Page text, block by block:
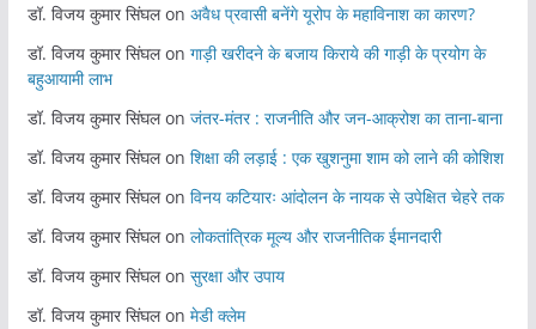
डॉ. विजय कुमार सिंघलon अवैध प्रवासी बनेंगे यूरोप के महाविनाश का कारण?
डॉ. विजय कुमार सिंघलon गाड़ी खरीदने के बजाय किराये की गाड़ी के प्रयोग के
बहुआयामी लाभ
डॉ. विजय कुमार सिंघलon जंतर-मंतर : राजनीति और जन-आक्रोश का ताना-बाना
डॉ. विजय कुमार सिंघलon शिक्षा की लड़ाई : एक खुशनुमा शाम को लाने की कोशिश
डॉ. विजय कुमार सिंघलon विनय कटियारः आंदोलन के नायक से उपेक्षित चेहरे तक
डॉ. विजय कुमार सिंघलon लोकतांत्रिक मूल्य और राजनीतिक ईमानदारी
डॉ. विजय कुमार सिंघलon सुरक्षा और उपाय
डॉ. विजय कुमार सिंघलon मेडी क्लेम